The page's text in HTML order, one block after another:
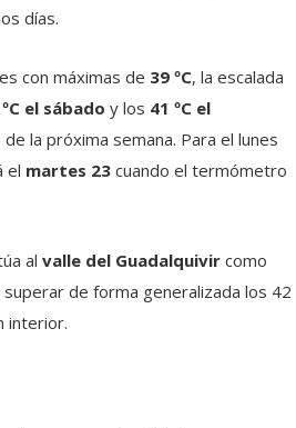
días.
con máximas de 39 ºC, la escalada
el sábado y los 41 ºC el
la próxima semana. Para el lunes
el martes 23 cuando el termómetro
al valle del Guadalquivir como
de forma generalizada los 42
interior.